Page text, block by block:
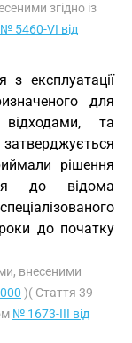
згідно із
№ 5460-VI від
з експлуатації
для
та
рішення
до відома
до початку
внесеними
)( Стаття 39
№ 1673-III від